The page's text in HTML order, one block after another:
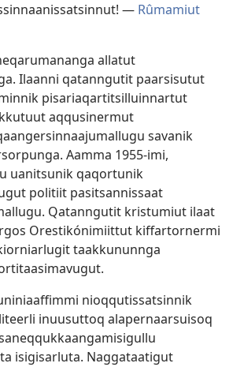
— Rûmamiut
allatut
Ilaanni qatanngutit paarsisutut
pisariaqartitsilluinnartut
aqqusinermut
savanik
Aamma 1955-imi,
uanitsunik qaqortunik
politiit pasitsannissaat
Qatanngutit kristumiut ilaat
Orestikónimiittut kiffartornermi
taakkununnga
nioqqutissatsinnik
inuusuttoq alapernaarsuisoq
isigisarluta. Naggataatigut